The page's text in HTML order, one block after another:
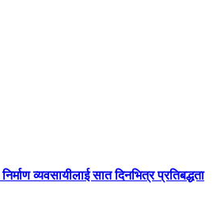
व्यवसायीलाई सात दिनभित्र प्रतिबद्धता